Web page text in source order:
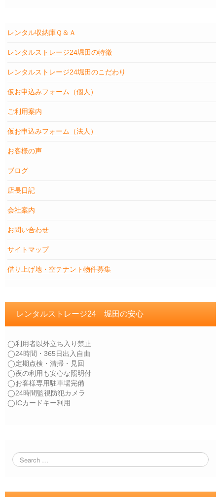
レンタル収納庫Ｑ＆Ａ
レンタルストレージ24堀田の特徴
レンタルストレージ24堀田のこだわり
仮お申込みフォーム（個人）
ご利用案内
仮お申込みフォーム（法人）
お客様の声
ブログ
店長日記
会社案内
お問い合わせ
サイトマップ
借り上げ地・空テナント物件募集
レンタルストレージ24 堀田の安心
◯利用者以外立ち入り禁止
◯24時間・365日出入自由
◯定期点検・清掃・見回
◯夜の利用も安心な照明付
◯お客様専用駐車場完備
◯24時間監視防犯カメラ
◯ICカードキー利用